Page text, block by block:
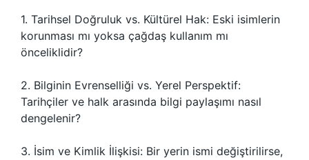
1. Tarihsel Doğruluk vs. Kültürel Hak: Eski isimlerin
korunması mı yoksa çağdaş kullanım mı
önceliklidir?
2. Bilginin Evrenselliği vs. Yerel Perspektif:
Tarihçiler ve halk arasında bilgi paylaşımı nasıl
dengelenir?
3. İsim ve Kimlik İlişkisi: Bir yerin ismi değiştirilirse,